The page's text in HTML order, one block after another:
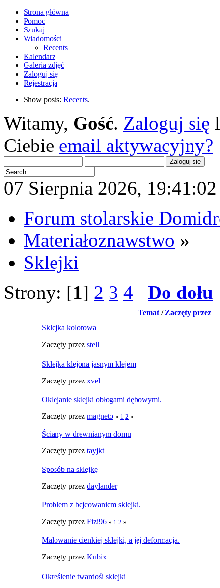
Strona główna
Pomoc
Szukaj
Wiadomości
Recents
Kalendarz
Galeria zdjęć
Zaloguj się
Rejestracja
Show posts: Recents.
Witamy, Gość. Zaloguj się
Ciebie email aktywacyjny?
07 Sierpnia 2026,
Forum stolarskie
Materiałoznawstwo »
Sklejki
Strony: [1] 2 3 4 Do dołu
Temat/ Zaczęty przez
Sklejka kolorowa
Zaczęty przez stell
Sklejka klejona jasnym klejem
Zaczęty przez xvel
Oklejanie sklejki obłogami dębowymi.
Zaczęty przez magneto « 1 2 »
Ściany w drewnianym domu
Zaczęty przez tayjkt
Sposób na sklejkę
Zaczęty przez daylander
Problem z bejcowaniem sklejki.
Zaczęty przez Fizi96 « 1 2 »
Malowanie cienkiej sklejki, a jej deformacja.
Zaczęty przez Kubix
Określenie twardośi sklejki